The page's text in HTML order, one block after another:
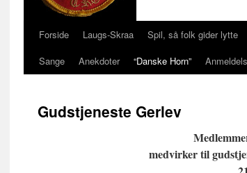
HopForside Laugs-Skraa Spil, så folk gider lytte
Sange
Anekdoter “Danske Horn”
Gudstjeneste Gerlev
medvirker til